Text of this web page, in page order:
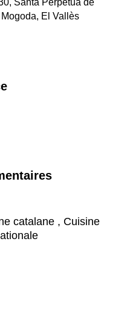
Santa Perpètua de
El Vallès
catalane , Cuisine